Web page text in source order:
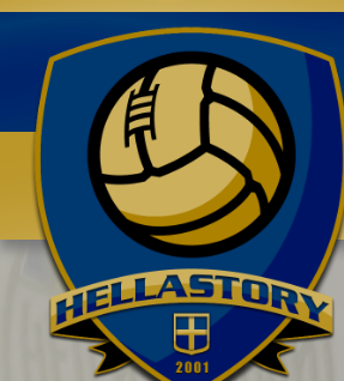
Benvenuti su HELLASTORY.net